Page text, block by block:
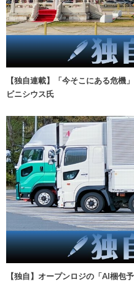
【独自連載】「今そこにある危
ビニシウス氏
【独自】オープンロジの「AI梱包